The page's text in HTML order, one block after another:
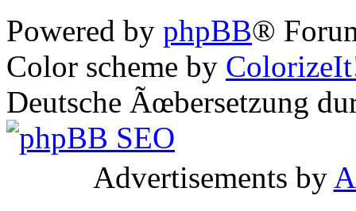
Powered by phpBB®
Color scheme by
Deutsche Ãœbersetzung
Advertisements by